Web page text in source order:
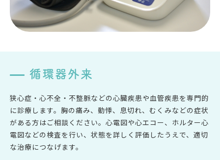
循環器外来
狭心症・心不全・不整脈などの心臓疾患や血管疾患を専門的
に診療します。胸の痛み、動悸、息切れ、むくみなどの症状
がある方はご相談ください。心電図や心エコー、ホルター心
電図などの検査を行い、状態を詳しく評価したうえで、適切
な治療につなげます。